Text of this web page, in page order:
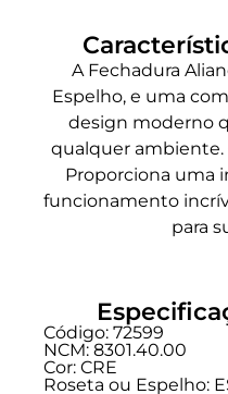
A Fechadura
Espelho, e uma
design moderno
qualquer ambiente.
Proporciona uma
funcionamento
para
Código: 72599
NCM: 8301.40.00
Cor: CRE
Roseta ou Espelho: